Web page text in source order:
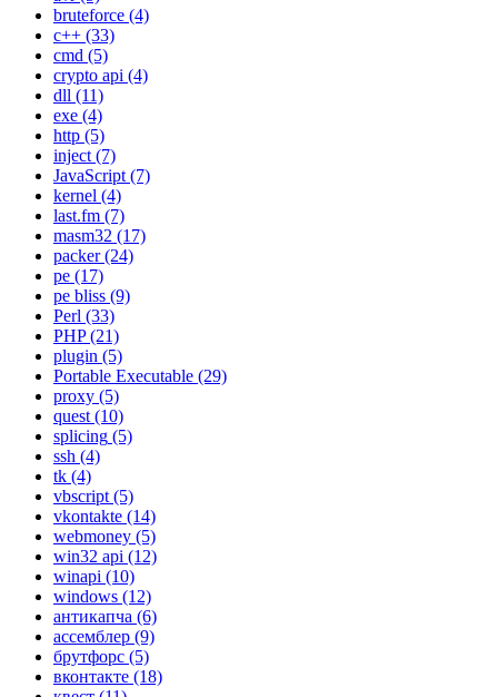
bruteforce (4)
c++ (33)
cmd (5)
crypto api (4)
dll (11)
exe (4)
http (5)
inject (7)
JavaScript (7)
kernel (4)
last.fm (7)
masm32 (17)
packer(24)
pe (17)
pe bliss (9)
Perl (33)
PHP(21)
plugin (5)
Portable Executable (29)
proxy (5)
quest (10)
splicing (5)
ssh (4)
tk (4)
vbscript (5)
vkontakte (14)
webmoney (5)
win32 api (12)
winapi (10)
windows (12)
антикапча (6)
ассемблер (9)
брутфорс (5)
вконтакте (18)